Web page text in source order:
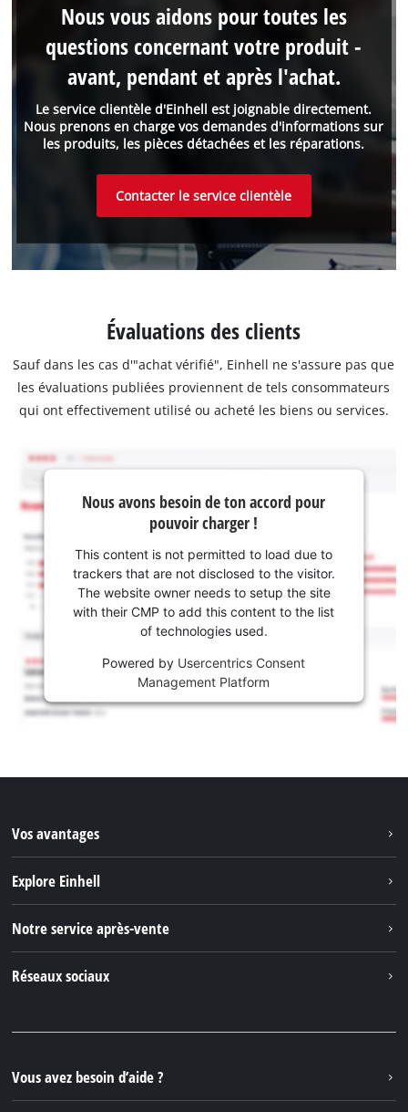
Le service clientèle d'Einhell est joignable directement.
Nous prenons en charge vos demandes d'informations sur
les produits, les pièces détachées et les réparations.
Nous vous aidons pour toutes les
questions concernant votre produit -
avant, pendant et après l'achat.
Contacter le service clientèle
Évaluations des clients
Sauf dans les cas d'"achat vérifié", Einhell ne s'assure pas que
les évaluations publiées proviennent de tels consommateurs
qui ont effectivement utilisé ou acheté les biens ou services.
Nous avons besoin de ton accord pour
pouvoir charger !
This content is not permitted to load due to
trackers that are not disclosed to the visitor.
The website owner needs to setup the site
with their CMP to add this content to the list
of technologies used.
Powered by Usercentrics Consent
Management Platform
Vos avantages
Explore Einhell
Einhell Germany AG
Notre service après-vente
Réseaux sociaux
Instagram
TikTok
Vous avez besoin d’aide ?